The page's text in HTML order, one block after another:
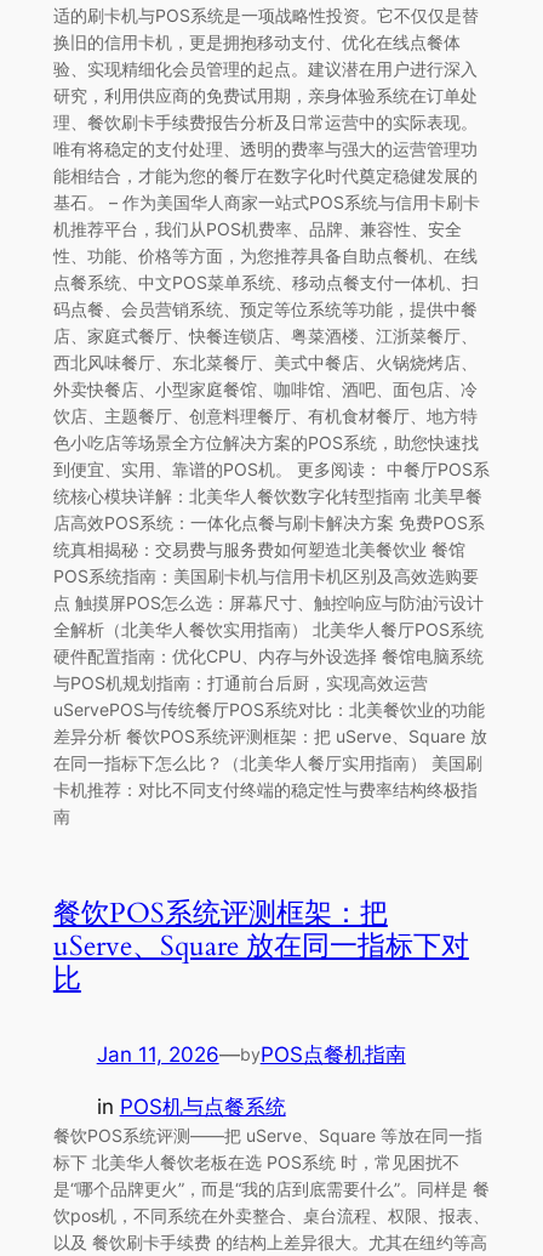
适的刷卡机与POS系统是一项战略性投资。它不仅仅是替
换旧的信用卡机，更是拥抱移动支付、优化在线点餐体
验、实现精细化会员管理的起点。建议潜在用户进行深入
研究，利用供应商的免费试用期，亲身体验系统在订单处
理、餐饮刷卡手续费报告分析及日常运营中的实际表现。
唯有将稳定的支付处理、透明的费率与强大的运营管理功
能相结合，才能为您的餐厅在数字化时代奠定稳健发展的
基石。 – 作为美国华人商家一站式POS系统与信用卡刷卡
机推荐平台，我们从POS机费率、品牌、兼容性、安全
性、功能、价格等方面，为您推荐具备自助点餐机、在线
点餐系统、中文POS菜单系统、移动点餐支付一体机、扫
码点餐、会员营销系统、预定等位系统等功能，提供中餐
店、家庭式餐厅、快餐连锁店、粤菜酒楼、江浙菜餐厅、
西北风味餐厅、东北菜餐厅、美式中餐店、火锅烧烤店、
外卖快餐店、小型家庭餐馆、咖啡馆、酒吧、面包店、冷
饮店、主题餐厅、创意料理餐厅、有机食材餐厅、地方特
色小吃店等场景全方位解决方案的POS系统，助您快速找
到便宜、实用、靠谱的POS机。 更多阅读： 中餐厅POS系
统核心模块详解：北美华人餐饮数字化转型指南 北美早餐
店高效POS系统：一体化点餐与刷卡解决方案 免费POS系
统真相揭秘：交易费与服务费如何塑造北美餐饮业 餐馆
POS系统指南：美国刷卡机与信用卡机区别及高效选购要
点 触摸屏POS怎么选：屏幕尺寸、触控响应与防油污设计
全解析（北美华人餐饮实用指南） 北美华人餐厅POS系统
硬件配置指南：优化CPU、内存与外设选择 餐馆电脑系统
与POS机规划指南：打通前台后厨，实现高效运营
uServePOS与传统餐厅POS系统对比：北美餐饮业的功能
差异分析 餐饮POS系统评测框架：把 uServe、Square 放
在同一指标下怎么比？（北美华人餐厅实用指南） 美国刷
卡机推荐：对比不同支付终端的稳定性与费率结构终极指
南
餐饮POS系统评测框架：把
uServe、Square 放在同一指标下对
比
Jan 11, 2026—byPOS点餐机指南
in POS机与点餐系统
餐饮POS系统评测——把 uServe、Square 等放在同一指
标下 北美华人餐饮老板在选 POS系统 时，常见困扰不
是“哪个品牌更火”，而是“我的店到底需要什么”。同样是 餐
饮pos机，不同系统在外卖整合、桌台流程、权限、报表、
以及 餐饮刷卡手续费 的结构上差异很大。尤其在纽约等高